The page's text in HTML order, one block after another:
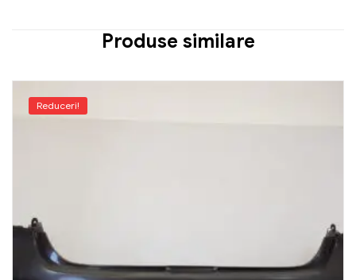
Produse similare
Reduceri!